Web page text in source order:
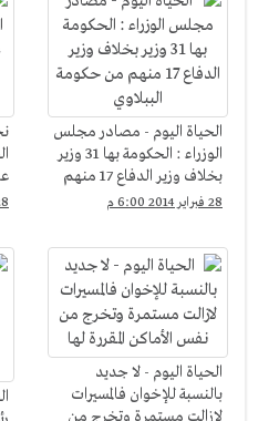
الحياة اليوم - مصادر مجلس
الوزراء : الحكومة بها 31 وزير
بخلاف وزير الدفاع 17 منهم
من حكومة الببلاوي
28 فبراير 2014 6:00 م 28
الحياة اليوم - لا جديد
بالنسبة للإخوان فالمسيرات
لازالت مستمرة وتخرج من